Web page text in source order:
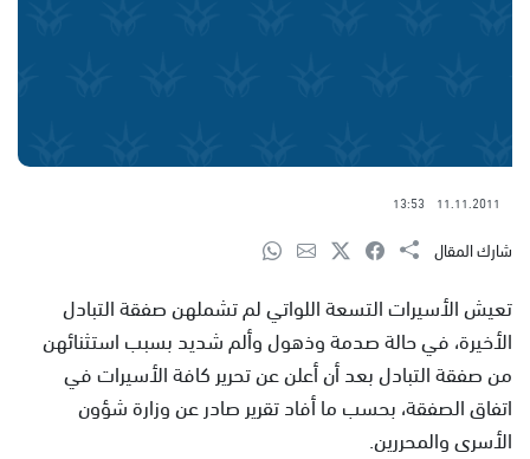
11.11.2011
13:53
شارك المقال
تعيش الأسيرات التسعة اللواتي لم تشملهن صفقة التبادل
الأخيرة، في حالة صدمة وذهول وألم شديد بسبب استثنائهن
من صفقة التبادل بعد أن أعلن عن تحرير كافة الأسيرات في
اتفاق الصفقة، بحسب ما أفاد تقرير صادر عن وزارة شؤون
الأسرى والمحررين.